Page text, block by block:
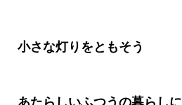
小さな灯りをともそう